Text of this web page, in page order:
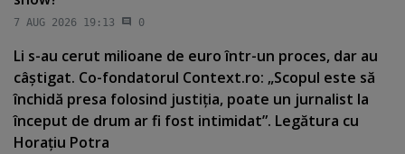
7 AUG 2026 19:13 0
Li s-au cerut milioane de euro într-un proces, dar au
câştigat. Co-fondatorul Context.ro: „Scopul este să
închidă presa folosind justiţia, poate un jurnalist la
început de drum ar fi fost intimidat”. Legătura cu
Horaţiu Potra